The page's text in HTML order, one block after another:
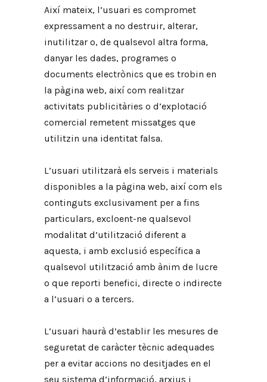
Així mateix, l’usuari es compromet
expressament a no destruir, alterar,
inutilitzar o, de qualsevol altra forma,
danyar les dades, programes o
documents electrònics que es trobin en
la pàgina web, així com realitzar
activitats publicitàries o d’explotació
comercial remetent missatges que
utilitzin una identitat falsa.
L’usuari utilitzarà els serveis i materials
disponibles a la pàgina web, així com els
continguts exclusivament per a fins
particulars, excloent-ne qualsevol
modalitat d’utilització diferent a
aquesta, i amb exclusió específica a
qualsevol utilització amb ànim de lucre
o que reporti benefici, directe o indirecte
a l’usuari o a tercers.
L’usuari haurà d’establir les mesures de
seguretat de caràcter tècnic adequades
per a evitar accions no desitjades en el
seu sistema d’informació, arxius i